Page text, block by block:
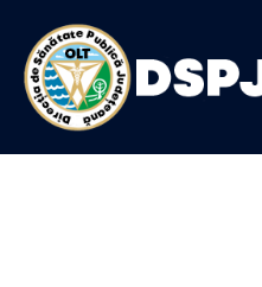
conținut